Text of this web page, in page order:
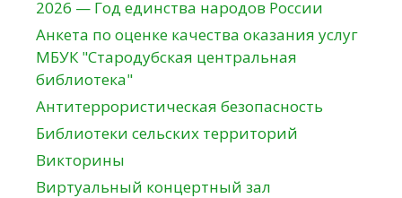
2026 — Год единства народов России
Анкета по оценке качества оказания услуг
МБУК "Стародубская центральная
библиотека"
Антитеррористическая безопасность
Библиотеки сельских территорий
Викторины
Виртуальный концертный зал